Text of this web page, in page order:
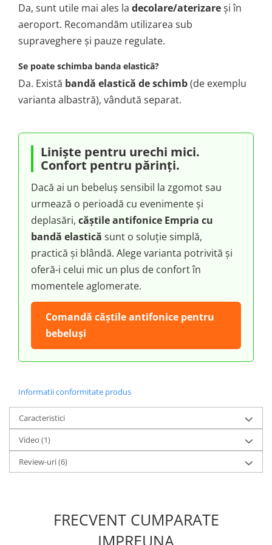
Da, sunt utile mai ales la decolare/aterizareși în
aeroport. Recomandăm utilizarea sub
supraveghere și pauze regulate.
Se poate schimba banda elastică?
Da. Există bandă elastică de schimb(de exemplu
varianta albastră), vândută separat.
Liniște pentru urechi mici.
Confort pentru părinți.
Dacă ai un bebeluș sensibil la zgomot sau
urmează o perioadă cu evenimente și
deplasări, căștile antifonice Empria cu
bandă elastică sunt o soluție simplă,
practică și blândă. Alege varianta potrivită și
oferă-i celui mic un plus de confort în
momentele aglomerate.
Comandă căștile antifonice pentru
bebeluși
Informatii conformitate produs
Caracteristici
Video (1)
Review-uri(6)
FRECVENT CUMPARATE
IMPREUNA